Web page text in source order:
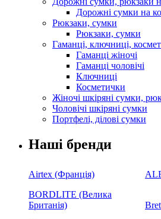
Дорожні сумки на
Рюкзаки, сумки
Рюкзаки, сумки
Гаманці, ключниці,
Гаманці жіночі
Гаманці чоловічі
Ключниці
Косметички
Жіночі шкіряні сумки,
Чоловічі шкіряні сумки
Портфелі, ділові сумки
Наші бренди
Airtex (Франція)
BORDLITE (Велика
Британія)